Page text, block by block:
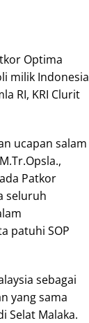
Optima
milik Indonesia
RI, KRI Clurit
ucapan salam
Patkor
seluruh
patuhi SOP
sebagai
yang sama
Selat Malaka.